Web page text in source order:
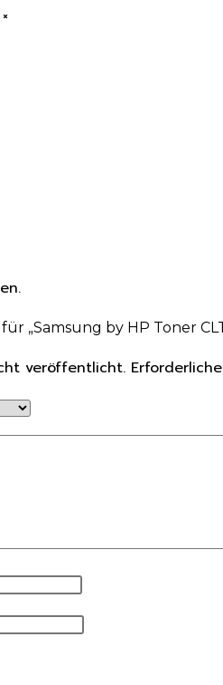
„Samsung by HP Toner
veröffentlicht.